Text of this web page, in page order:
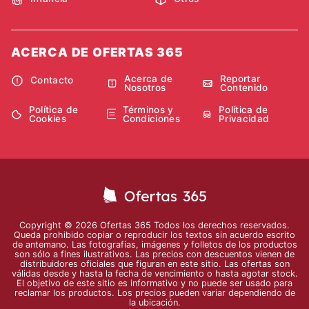
ACERCA DE OFERTAS 365
Contacto
Acerca de
Nosotros
Reportar
Contenido
Política de
Cookies
Términos y
Condiciones
Política de
Privacidad
Copyright © 2026 Ofertas 365 Todos los derechos reservados.
Queda prohibido copiar o reproducir los textos sin acuerdo escrito
de antemano. Las fotografías, imágenes y folletos de los productos
son sólo a fines ilustrativos. Las precios con descuentos vienen de
distribuidores oficiales que figuran en este sitio. Las ofertas son
válidas desde y hasta la fecha de vencimiento o hasta agotar stock.
El objetivo de este sitio es informativo y no puede ser usado para
reclamar los productos. Los precios pueden variar dependiendo de
la ubicación.